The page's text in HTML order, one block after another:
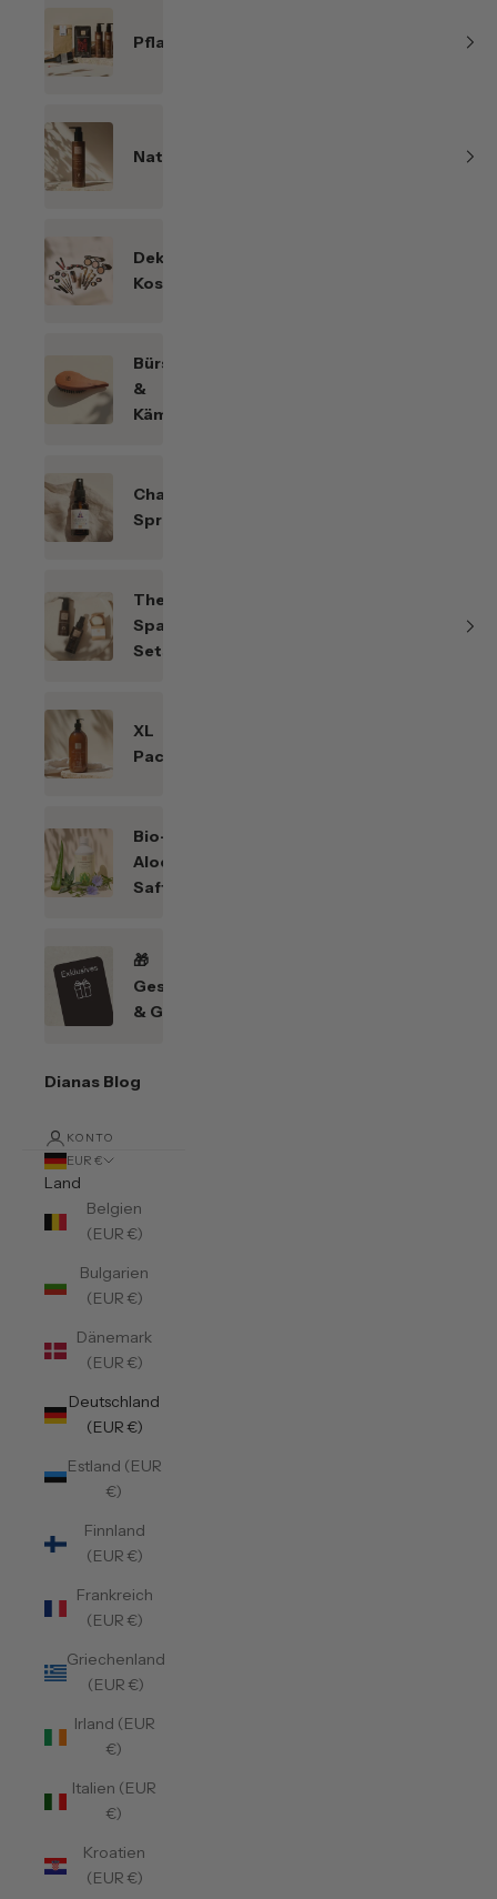
Pflanzenhaarfarben
Naturkosmetik
Dekorative
Kosmetik
Bürsten
&
Kämme
Chakren-
Sprays
Themen-
Spar-
Sets
XL
Packungen
Bio-
Aloe
Saft
🎁
Geschenkefinder
& Gutscheine
Dianas Blog
KONTO
EUR €
Land
Belgien
(EUR €)
Bulgarien
(EUR €)
Dänemark
(EUR €)
Deutschland
(EUR €)
Estland (EUR
€)
Finnland
(EUR €)
Frankreich
(EUR €)
Griechenland
(EUR €)
Irland (EUR
€)
Italien (EUR
€)
Kroatien
(EUR €)